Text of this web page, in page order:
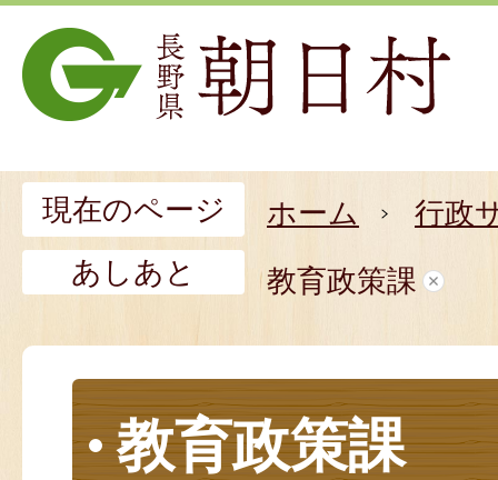
現在のページ ホーム
行政
あしあと
教育政策課
教育政策課